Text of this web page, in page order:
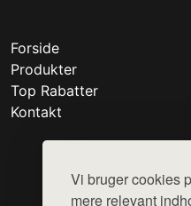
Vi bruger cookies
mere relevant
Forside
Produkter
Top Rabatter
Kontakt